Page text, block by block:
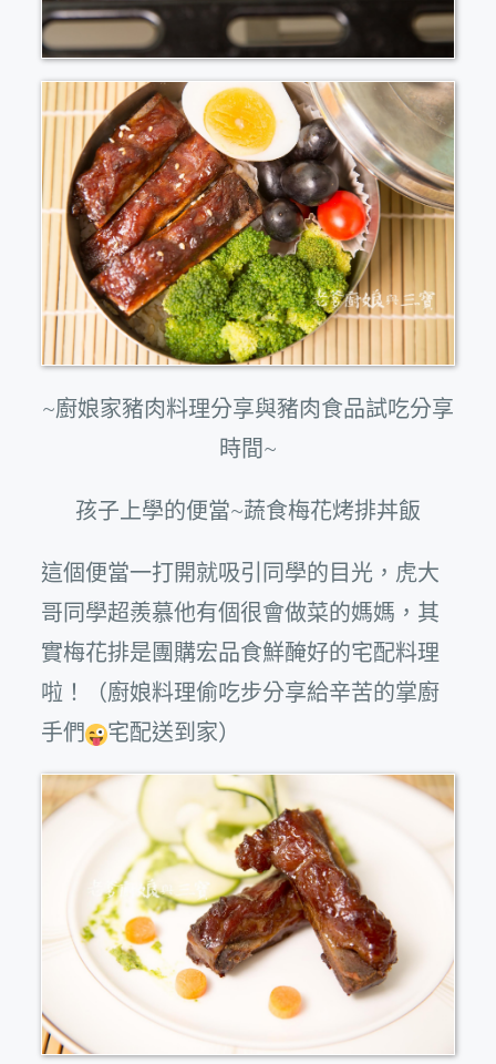
~廚娘家豬肉料理分享與豬肉食品試吃分享
時間~
孩子上學的便當~蔬食梅花烤排丼飯
這個便當一打開就吸引同學的目光，虎大
哥同學超羨慕他有個很會做菜的媽媽，其
實梅花排是團購宏品食鮮醃好的宅配料理
啦！（廚娘料理偷吃步分享給辛苦的掌廚
手們
宅配送到家）